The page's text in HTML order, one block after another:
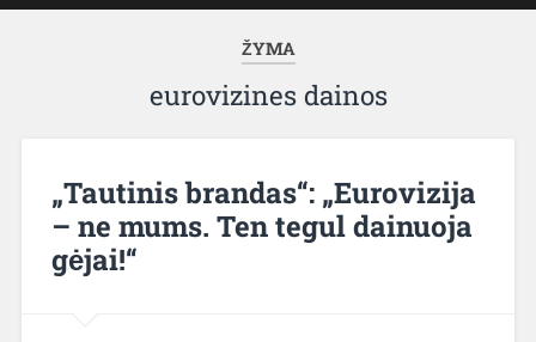
ŽYMA
eurovizines dainos
„Tautinis brandas“: „Eurovizija
– ne mums. Ten tegul dainuoja
gėjai!“